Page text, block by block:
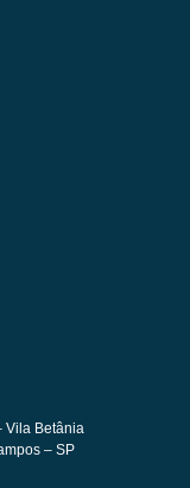
Vila Betânia
– SP